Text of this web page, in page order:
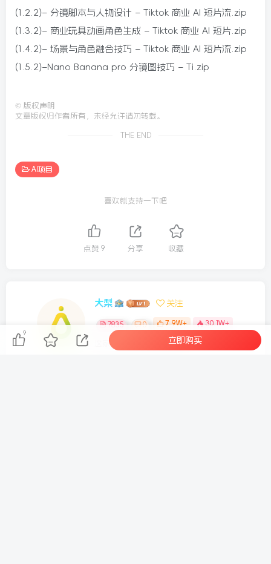
(1.2.2)– 分镜脚本与人物设计 – Tiktok 商业 AI 短片流.zip
(1.3.2)– 商业玩具动画角色生成 – Tiktok 商业 AI 短片.zip
(1.4.2)– 场景与角色融合技巧 – Tiktok 商业 AI 短片流.zip
(1.5.2)–Nano Banana pro 分镜图技巧 – Ti.zip
© 版权声明
文章版权归作者所有，未经允许请勿转载。
THE END
AI项目
喜欢就支持一下吧
点赞 9 分享 收藏
大梨 关注
7835 0 7.9W+ 30.1W+
这家伙很懒，什么都没有写...
9
立即购买